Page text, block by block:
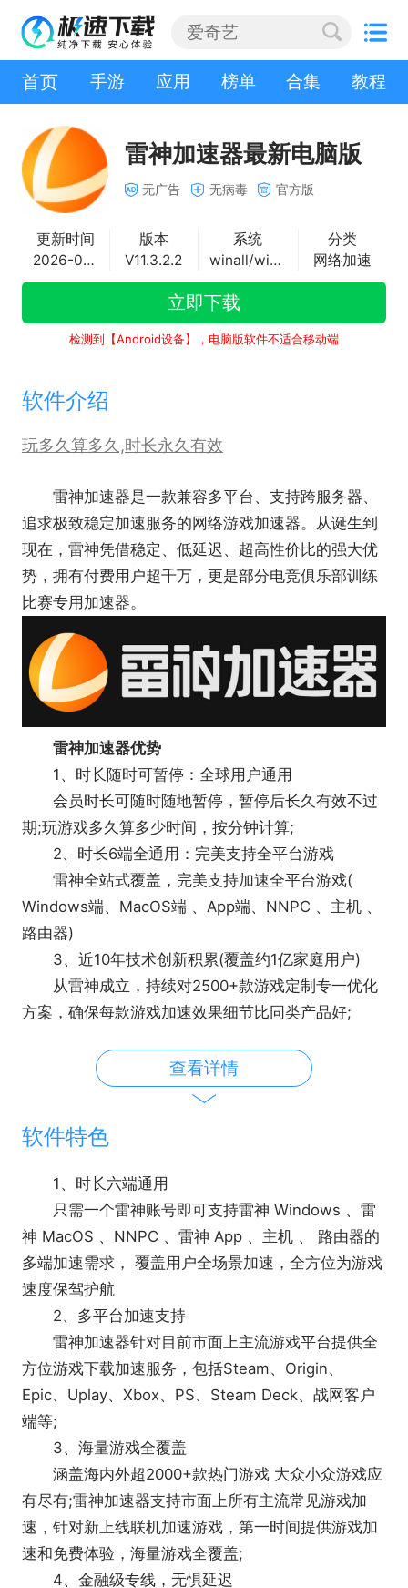
首页 手游 应用 榜单 合集 教程
雷神加速器最新电脑版
无广告 无病毒 官方版
更新时间
2026-07-20
版本
V11.3.2.2
系统
winall/win7/win10/win11
分类
网络加速
立即下载
检测到【Android设备】，电脑版软件不适合移动端
软件介绍
玩多久算多久,时长永久有效
雷神加速器是一款兼容多平台、支持跨服务器、
追求极致稳定加速服务的网络游戏加速器。从诞生到
现在，雷神凭借稳定、低延迟、超高性价比的强大优
势，拥有付费用户超千万，更是部分电竞俱乐部训练
比赛专用加速器。
雷神加速器优势
1、时长随时可暂停：全球用户通用
会员时长可随时随地暂停，暂停后长久有效不过
期;玩游戏多久算多少时间，按分钟计算;
2、时长6端全通用：完美支持全平台游戏
雷神全站式覆盖，完美支持加速全平台游戏(
Windows端、MacOS端 、App端、NNPC 、主机 、
路由器)
3、近10年技术创新积累(覆盖约1亿家庭用户)
从雷神成立，持续对2500+款游戏定制专一优化
方案，确保每款游戏加速效果细节比同类产品好;
雷神与全球各地区网络运营商深入合作，开通覆
盖了2万+条游戏专网专线节点，确保用户不管在全球
高的稳定性;
创立雷神之初，首创会员按时长计算，不用可随
时暂停，为学生和上班族群体偶尔玩Steam只有周末
黄耳传书日玩游戏思考，极大节省了每月用或不用反
复充值金钱成本，为1亿+雷神用户满足需求和创造了
价值。
查看详情
软件特色
1、时长六端通用
只需一个雷神账号即可支持雷神 Windows 、雷
神 MacOS 、NNPC 、雷神 App 、主机 、 路由器的
多端加速需求， 覆盖用户全场景加速，全方位为游戏
速度保驾护航
2、多平台加速支持
雷神加速器针对目前市面上主流游戏平台提供全
方位游戏下载加速服务，包括Steam、Origin、
Epic、Uplay、Xbox、PS、Steam Deck、战网客户
端等;
3、海量游戏全覆盖
涵盖海内外超2000+款热门游戏 大众小众游戏应
有尽有;雷神加速器支持市面上所有主流常见游戏加
速，针对新上线联机加速游戏，第一时间提供游戏加
速和免费体验，海量游戏全覆盖;
4、金融级专线，无惧延迟